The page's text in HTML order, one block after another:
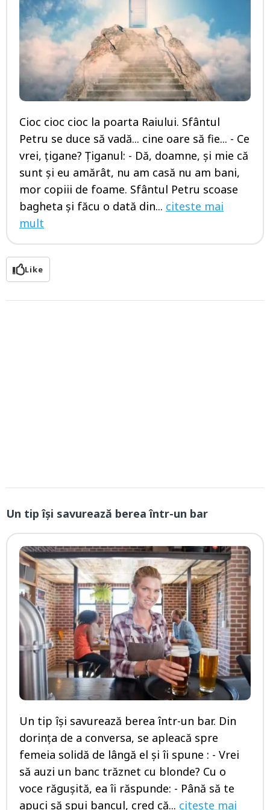
Cioc cioc cioc la poarta Raiului. Sfântul
Petru se duce să vadă... cine oare să fie... - Ce
vrei, țigane? Țiganul: - Dă, doamne, și mie că
sunt și eu amărât, nu am casă nu am bani,
mor copiii de foame. Sfântul Petru scoase
bagheta și făcu o dată din... citeste mai
mult
Like
Un tip își savurează berea într-un bar
Un tip își savurează berea într-un bar. Din
dorința de a conversa, se apleacă spre
femeia solidă de lângă el și îi spune : - Vrei
să auzi un banc trăznet cu blonde? Cu o
voce răgușită, ea îi răspunde: - Până să te
apuci să spui bancul, cred că... citeste mai